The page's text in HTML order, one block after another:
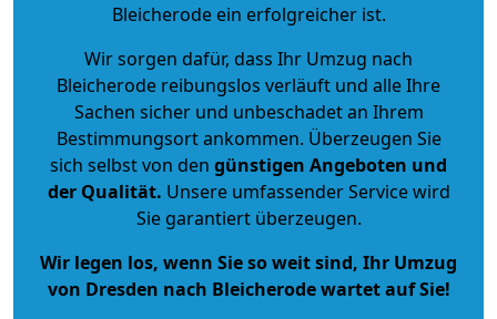
Bleicherode ein erfolgreicher ist.
Wir sorgen dafür, dass Ihr Umzug nach
Bleicherode reibungslos verläuft und alle Ihre
Sachen sicher und unbeschadet an Ihrem
Bestimmungsort ankommen. Überzeugen Sie
sich selbst von den günstigen Angeboten und
der Qualität. Unsere umfassender Service wird
Sie garantiert überzeugen.
Wir legen los, wenn Sie so weit sind, Ihr Umzug
von Dresden nach Bleicherode wartet auf Sie!